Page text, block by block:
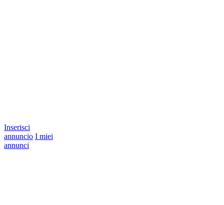
Inserisci
annuncio I miei
annunci